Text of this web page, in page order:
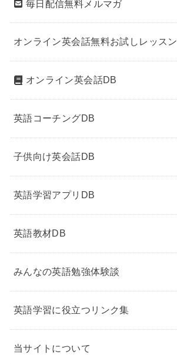
毎日配信無料メルマガ
オンライン英会話無料お試しレッスン
オンライン英会話DB
英語コーチングDB
子供向け英会話DB
英語学習アプリDB
英語教材DB
みんなの英語勉強体験談
英語学習に役立つリンク集
当サイトについて